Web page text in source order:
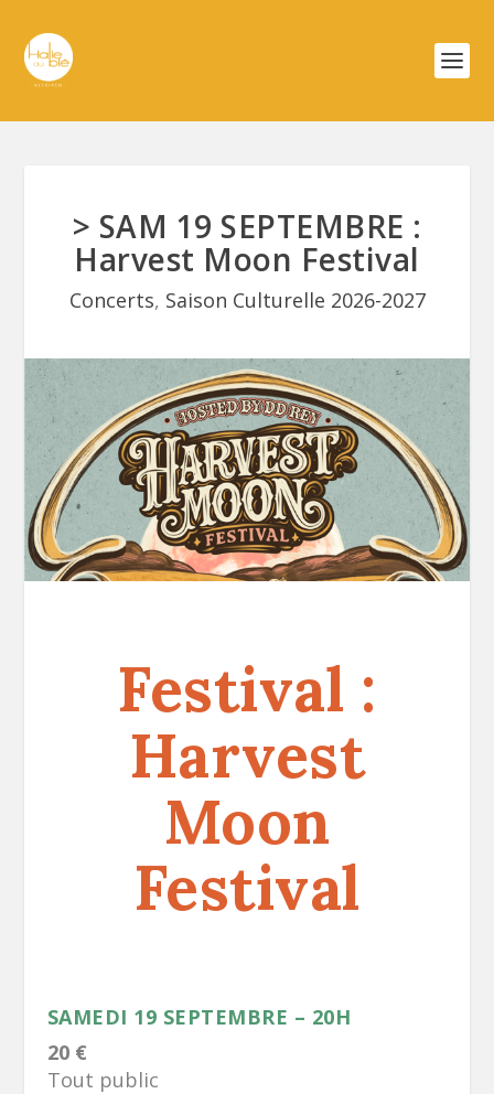
> SAM 19 SEPTEMBRE :
Harvest Moon Festival
Concerts, Saison Culturelle 2026-2027
Festival :
Harvest
Moon
Festival
SAMEDI 19 SEPTEMBRE – 20H
20 €
Tout public